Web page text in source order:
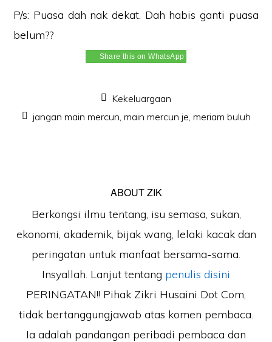
P/s: Puasa dah nak dekat. Dah habis ganti puasa
belum??
Share this on WhatsApp
Kekeluargaan
jangan main mercun, main mercun je, meriam buluh
ABOUTZIK
Berkongsi ilmu tentang, isu semasa, sukan,
ekonomi, akademik, bijak wang, lelaki kacak dan
peringatan untuk manfaat bersama-sama.
Insyallah. Lanjut tentang penulis disini
PERINGATAN!! Pihak Zikri Husaini Dot Com,
tidak bertanggungjawab atas komen pembaca.
Ia adalah pandangan peribadi pembaca dan